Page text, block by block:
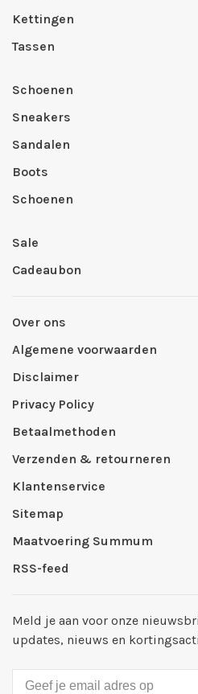
Kettingen
Tassen
Schoenen
Sneakers
Sandalen
Boots
Schoenen
Sale
Cadeaubon
Over ons
Algemene voorwaarden
Disclaimer
Privacy Policy
Betaalmethoden
Verzenden & retourneren
Klantenservice
Sitemap
Maatvoering Summum
RSS-feed
Meld je aan voor onze
updates, nieuws en